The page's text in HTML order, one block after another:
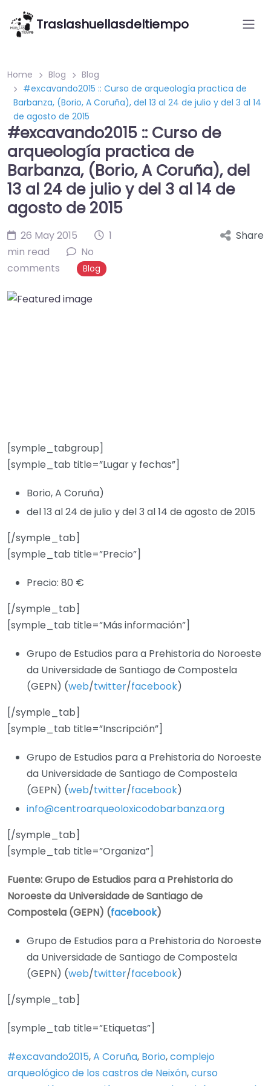
Traslashuellasdeltiempo
Home Blog
Blog
#excavando2015 :: Curso de arqueología practica de
Barbanza, (Borio, A Coruña), del 13 al 24 de julio y del 3 al 14
de agosto de 2015
#excavando2015 :: Curso de
arqueología practica de
Barbanza, (Borio, A Coruña), del
13 al 24 de julio y del 3 al 14 de
agosto de 2015
26 May 2015
1
min read
No
comments
Blog
Share
[symple_tabgroup]
[symple_tab title=”Lugar y fechas”]
Borio, A Coruña)
del 13 al 24 de julio y del 3 al 14 de agosto de 2015
[/symple_tab]
[symple_tab title=”Precio”]
Precio: 80 €
[/symple_tab]
[symple_tab title=”Más información”]
Grupo de Estudios para a Prehistoria do Noroeste
da Universidade de Santiago de Compostela
(GEPN) (web/twitter/facebook)
[/symple_tab]
[symple_tab title=”Inscripción”]
Grupo de Estudios para a Prehistoria do Noroeste
da Universidade de Santiago de Compostela
(GEPN) (web/twitter/facebook)
info@centroarqueoloxicodobarbanza.org
[/symple_tab]
[symple_tab title=”Organiza”]
Fuente: Grupo de Estudios para a Prehistoria do
Noroeste da Universidade de Santiago de
Compostela (GEPN) (facebook)
Grupo de Estudios para a Prehistoria do Noroeste
da Universidade de Santiago de Compostela
(GEPN) (web/twitter/facebook)
[/symple_tab]
[symple_tab title=”Etiquetas”]
#excavando2015,A Coruña, Borio,complejo
arqueológico de los castros de Neixón,curso